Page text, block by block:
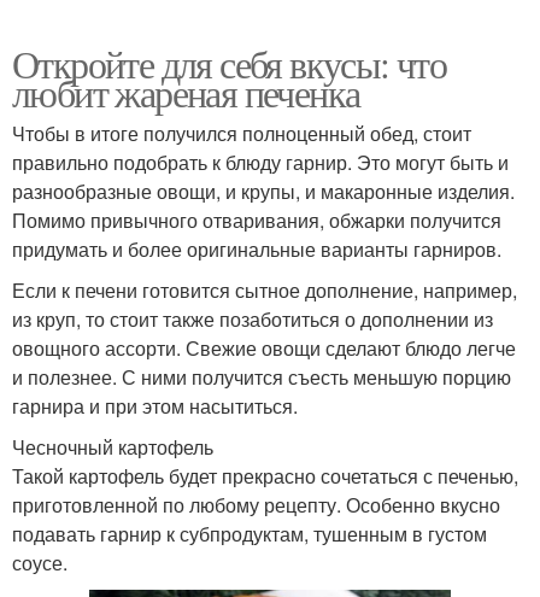
Откройте для себя вкусы: что
любит жареная печенка
Чтобы в итоге получился полноценный обед, стоит
правильно подобрать к блюду гарнир. Это могут быть и
разнообразные овощи, и крупы, и макаронные изделия.
Помимо привычного отваривания, обжарки получится
придумать и более оригинальные варианты гарниров.
Если к печени готовится сытное дополнение, например,
из круп, то стоит также позаботиться о дополнении из
овощного ассорти. Свежие овощи сделают блюдо легче
и полезнее. С ними получится съесть меньшую порцию
гарнира и при этом насытиться.
Чесночный картофель
Такой картофель будет прекрасно сочетаться с печенью,
приготовленной по любому рецепту. Особенно вкусно
подавать гарнир к субпродуктам, тушенным в густом
соусе.